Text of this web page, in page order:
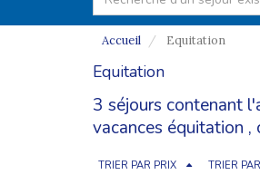
Accueil Equitation
Equitation
3 séjours contenant
vacances équitation ,
TRIER PAR PRIX TRIER